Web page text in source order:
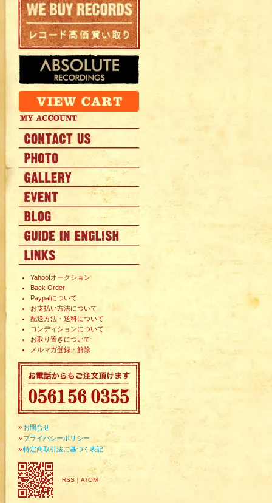
Yahoo!オークション
Back Order
Paypalについて
お支払い方法について
配送方法・送料について
コンディションについて
お取り置きについて
メルマガ登録・解除
» お問合せ
» プライバシーポリシー
»特定商取引法に基づく表記
RSS ｜ ATOM